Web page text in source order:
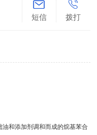
短信 拨打
油和添加剂调和而成的烷基苯合